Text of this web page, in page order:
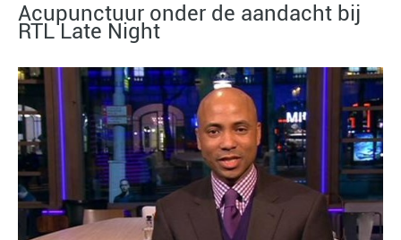
ACUPUNCTUUR
REFERENTIES
BERICHTEN
CONTACT & TARIEF
Acupunctuur onder de aandacht bij
RTL Late Night